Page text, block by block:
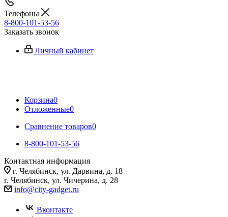
Телефоны
8-800-101-53-56
Заказать звонок
Личный кабинет
Корзина0
Отложенные0
Сравнение товаров0
8-800-101-53-56
Контактная информация
г. Челябинск, ул. Дарвина, д. 18
г. Челябинск, ул. Чичерина, д. 28
info@city-gadget.ru
Вконтакте